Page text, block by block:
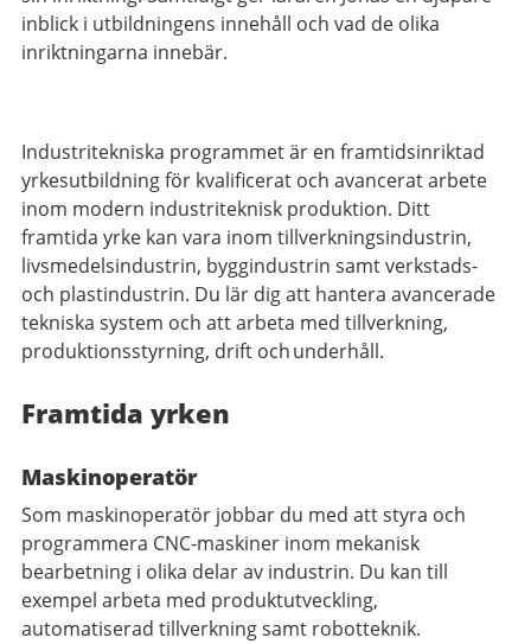
inblick i utbildningens innehåll och vad de olika
inriktningarna innebär.
Industritekniska programmet är en framtidsinriktad
yrkesutbildning för kvalificerat och avancerat arbete
inom modern industriteknisk produktion. Ditt
framtida yrke kan vara inom tillverkningsindustrin,
livsmedelsindustrin, byggindustrin samt verkstads-
och plastindustrin. Du lär dig att hantera avancerade
tekniska system och att arbeta med tillverkning,
produktionsstyrning, drift och underhåll.
Framtida yrken
Maskinoperatör
Som maskinoperatör jobbar du med att styra och
programmera CNC-maskiner inom mekanisk
bearbetning i olika delar av industrin. Du kan till
exempel arbeta med produktutveckling,
automatiserad tillverkning samt robotteknik.